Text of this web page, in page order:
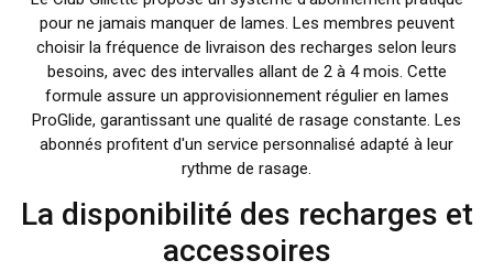
pour ne jamais manquer de lames. Les membres peuvent
choisir la fréquence de livraison des recharges selon leurs
besoins, avec des intervalles allant de 2 à 4 mois. Cette
formule assure un approvisionnement régulier en lames
ProGlide, garantissant une qualité de rasage constante. Les
abonnés profitent d'un service personnalisé adapté à leur
rythme de rasage.
La disponibilité des recharges et
accessoires